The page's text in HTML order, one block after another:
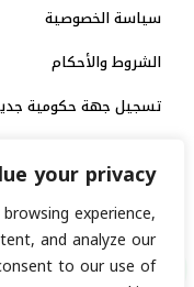
your privacy
experience,
and analyze our
to our use of
سياسة الخصوصية
الشروط والأحكام
تسجيل جهة حكومية
منصة
انشر خبرك